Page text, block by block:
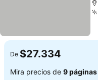
De $27.334
Mira precios de 9 páginas